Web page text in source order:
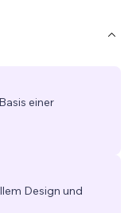
einer
Design und